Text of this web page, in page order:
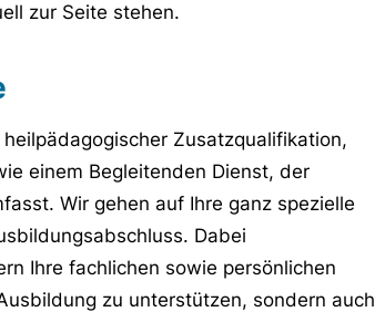
zur Seite stehen.
Zusatzqualifikation,
einem Begleitenden Dienst, der
Wir gehen auf Ihre ganz spezielle
Dabei
Ihre fachlichen sowie persönlichen
zu unterstützen, sondern auch